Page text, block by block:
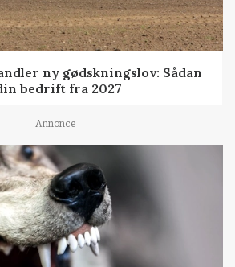
ny gødskningslov: Sådan
bedrift fra 2027
Annonce